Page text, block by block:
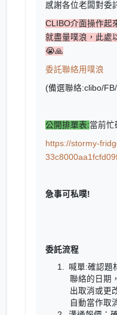
感謝各位老闆對委
CLIBO介面操作起
就盡量噗浪，此處
😭🙏
委託聯絡用噗浪
(備選聯絡:clibo/
公開排單表:當前忙
https://stormy-
急事可私噗!
委託流程
喊單:確認題
聯絡的日期
出取消或更
自動當作取